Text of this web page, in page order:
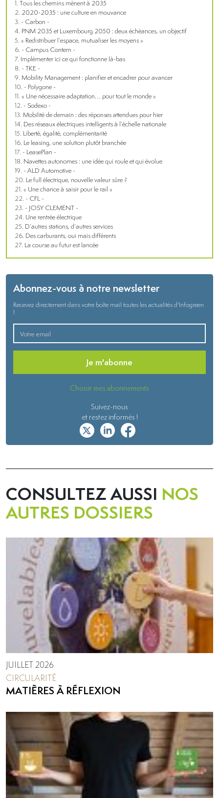
Tous les chemins mènent à 2035
2020-2035 : une culture en mouvance
- Carbon -
PNM 2035 et Luxembourg 2050 : deux échéances, un objectif
« Redistribuer l’espace, mutualiser les moyens »
- Campus Contern -
Implémenter ici ce qui fonctionne là-bas
- TKE -
Mobility Management : planifier et encadrer pour avancer
- Polygone -
« Une nécessaire adaptation… pour tout le monde »
- Sodexo -
Mobilité de demain : des réponses attendues pour hier
Des réseaux électriques intelligents à l’échelle nationale
Liberté, égalité, complémentarité
Le leasing, une solution plutôt branchée
- LeasePlan -
Navettes autonomes : une idée qui roule et qui évolue
- ALD Automotive -
Le full électrique, nouvelle valeur sûre ?
« Une chance à saisir pour le rail »
- CFL -
- JOSY CLEMENT -
Une rentrée électrique
D’autres stations, d’autres services
Des carburants, oui mais différents
La course au futur est lancée
Abonnez-vous à notre newsletter
Recevez directement dans votre boîte mail toutes les actualités d'Infogreen
!
Je m'abonne
Choisir mes abonnements
Suivez-nous
et restez informés !
CONSULTEZ AUSSI NOS
AUTRES DOSSIERS
JUILLET 2026
CIRCULARITÉ
MATIÈRES À RÉFLEXION